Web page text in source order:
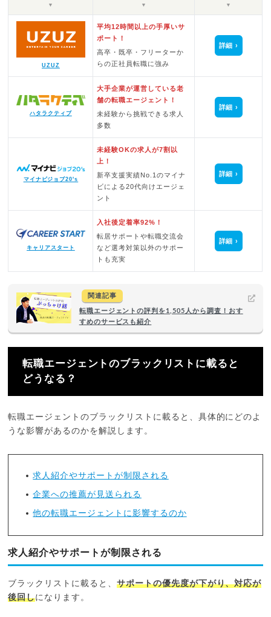
▼ ▼ ▼
UZUZ
平均12時間以上の手厚いサ
ポート！
高卒・既卒・フリーターか
らの正社員転職に強み
詳細
ハタラクティブ
大手企業が運営している老
舗の転職エージェント！
未経験から挑戦できる求人
多数
詳細
マイナビジョブ20's
未経験OKの求人が7割以
上！
新卒支援実績No.1のマイナ
ビによる20代向けエージェ
ント
詳細
キャリアスタート
入社後定着率92%！
転居サポートや転職交流会
など選考対策以外のサポー
トも充実
詳細
関連記事
転職エージェントの評判を1,505人から調査！おす
すめのサービスも紹介
転職エージェントのブラックリストに載ると
どうなる？
転職エージェントのブラックリストに載ると、具体的にどのよ
うな影響があるのかを解説します。
求人紹介やサポートが制限される
企業への推薦が見送られる
他の転職エージェントに影響するのか
求人紹介やサポートが制限される
ブラックリストに載ると、 サポートの優先度が下がり、対応が
後回しになります。